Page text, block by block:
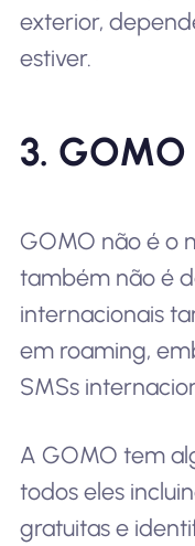
exterior,
estiver.
3. GOMO
GOMO não é o
também não é
internacionais
em roaming,
SMSs
A GOMO tem
todos eles
gratuitas e